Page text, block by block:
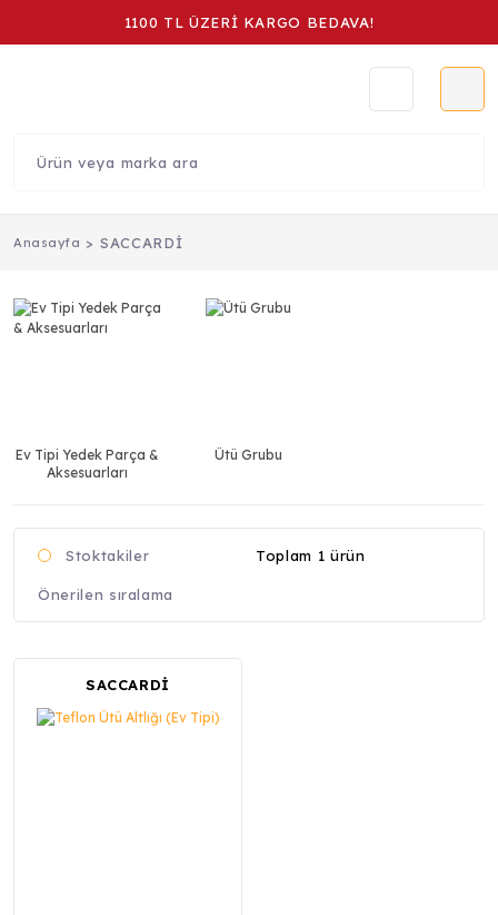
1100 TL ÜZERİ KARGO BEDAVA!
Anasayfa SACCARDİ
Ev Tipi Yedek Parça &
Aksesuarları
Ütü Grubu
Stoktakiler Toplam 1 ürün
SACCARDİ